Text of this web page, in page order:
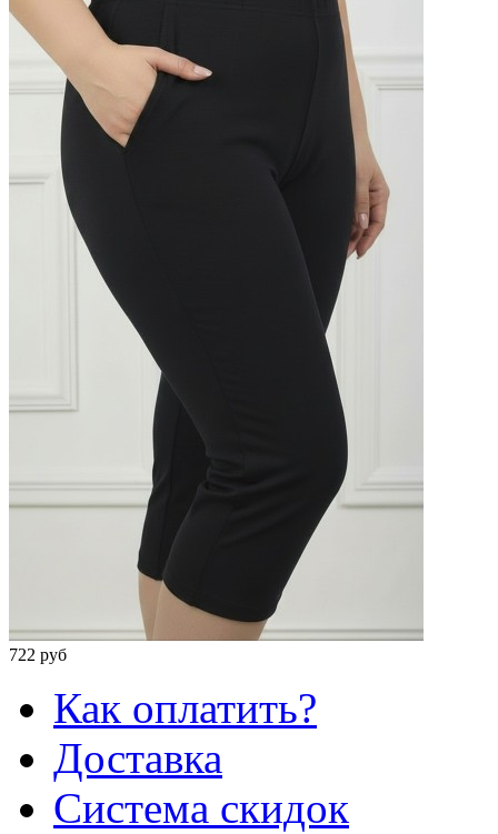
722 руб
Как оплатить?
Доставка
Система скидок